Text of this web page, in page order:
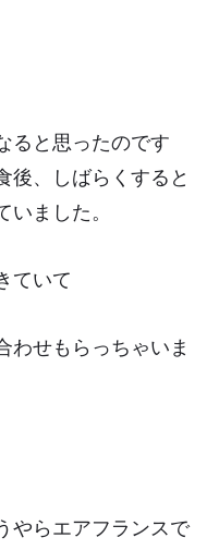
ると思ったのです
後、しばらくすると
いました。
ていて
わせもらっちゃいま
やらエアフランスで